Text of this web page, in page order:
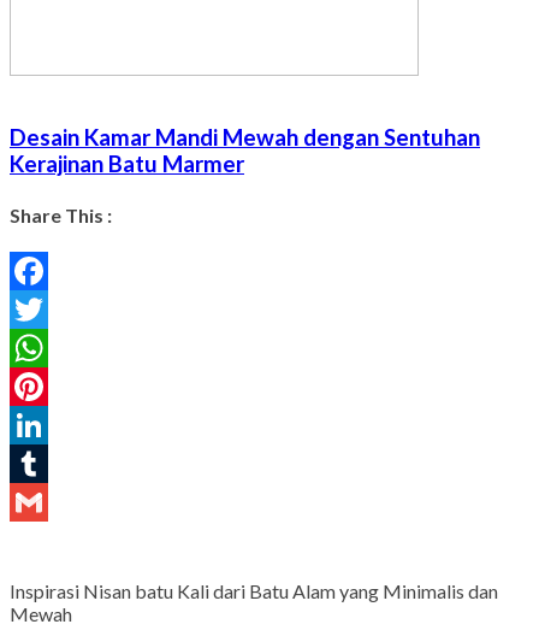
Desain Kamar Mandi Mewah dengan Sentuhan
Kerajinan Batu Marmer
Share This :
Facebook
Twitter
WhatsApp
Pinterest
LinkedIn
Tumblr
Inspirasi Nisan batu Kali dari Batu Alam yang Minimalis dan
Mewah